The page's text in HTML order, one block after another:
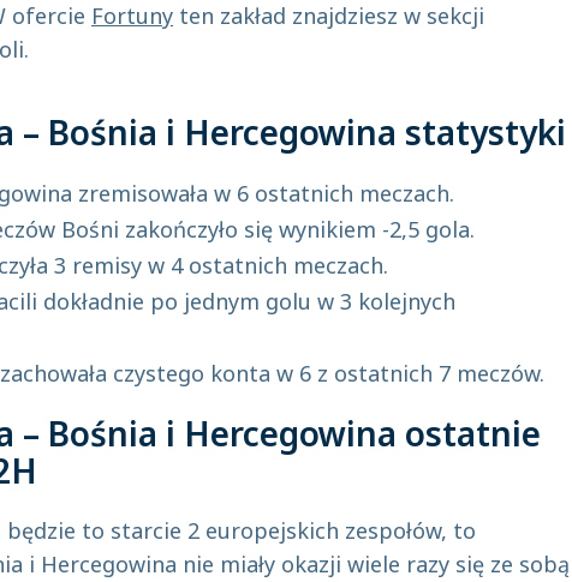
ofercie Fortuny ten zakład znajdziesz w sekcji
– Bośnia i Hercegowina statystyki
zremisowała w 6 ostatnich meczach.
Bośni zakończyło się wynikiem -2,5 gola.
3 remisy w 4 ostatnich meczach.
dokładnie po jednym golu w 3 kolejnych
czystego konta w 6 z ostatnich 7 meczów.
– Bośnia i Hercegowina ostatnie
to starcie 2 europejskich zespołów, to
i Hercegowina nie miały okazji wiele razy się ze sobą